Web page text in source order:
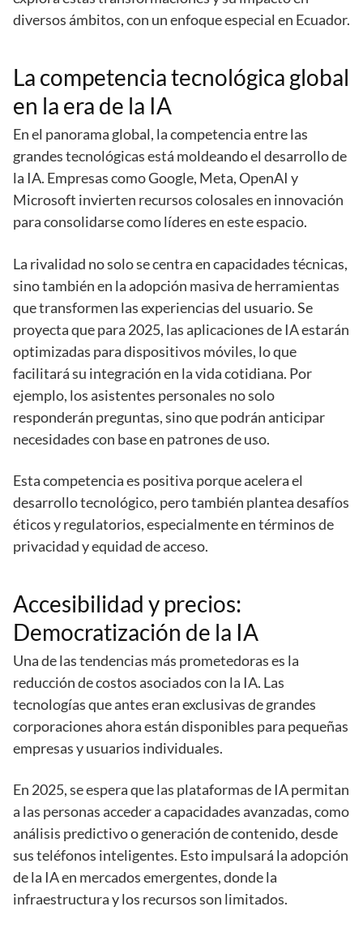
diversos ámbitos, con un enfoque especial en Ecuador.
La competencia tecnológica global
en la era de la IA
En el panorama global, la competencia entre las
grandes tecnológicas está moldeando el desarrollo de
la IA. Empresas como Google, Meta, OpenAI y
Microsoft invierten recursos colosales en innovación
para consolidarse como líderes en este espacio.
La rivalidad no solo se centra en capacidades técnicas,
sino también en la adopción masiva de herramientas
que transformen las experiencias del usuario. Se
proyecta que para 2025, las aplicaciones de IA estarán
optimizadas para dispositivos móviles, lo que
facilitará su integración en la vida cotidiana. Por
ejemplo, los asistentes personales no solo
responderán preguntas, sino que podrán anticipar
necesidades con base en patrones de uso.
Esta competencia es positiva porque acelera el
desarrollo tecnológico, pero también plantea desafíos
éticos y regulatorios, especialmente en términos de
privacidad y equidad de acceso.
Accesibilidad y precios:
Democratización de la IA
Una de las tendencias más prometedoras es la
reducción de costos asociados con la IA. Las
tecnologías que antes eran exclusivas de grandes
corporaciones ahora están disponibles para pequeñas
empresas y usuarios individuales.
En 2025, se espera que las plataformas de IA permitan
a las personas acceder a capacidades avanzadas, como
análisis predictivo o generación de contenido, desde
sus teléfonos inteligentes. Esto impulsará la adopción
de la IA en mercados emergentes, donde la
infraestructura y los recursos son limitados.